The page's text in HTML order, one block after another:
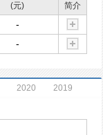
(元)
简介
-
-
2020 2019